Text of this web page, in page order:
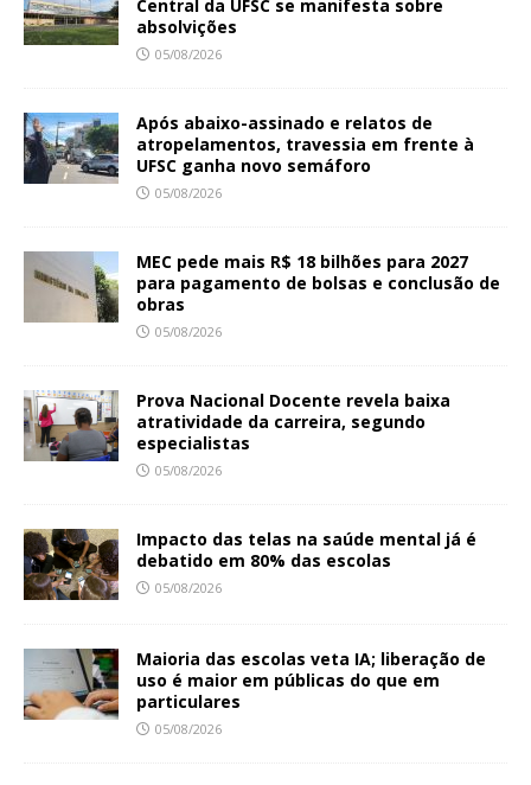
Central da UFSC se manifesta sobre
absolvições
05/08/2026
Após abaixo-assinado e relatos de
atropelamentos, travessia em frente à
UFSC ganha novo semáforo
05/08/2026
MEC pede mais R$ 18 bilhões para 2027
para pagamento de bolsas e conclusão de
obras
05/08/2026
Prova Nacional Docente revela baixa
atratividade da carreira, segundo
especialistas
05/08/2026
Impacto das telas na saúde mental já é
debatido em 80% das escolas
05/08/2026
Maioria das escolas veta IA; liberação de
uso é maior em públicas do que em
particulares
05/08/2026